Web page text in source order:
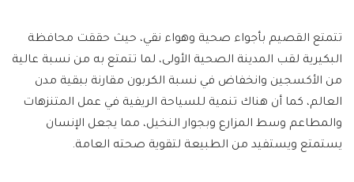
تتمتع القصيم بأجواء صحية وهواء نقي، حيث حققت محافظة
البكيرية لقب المدينة الصحية الأولى، لما تتمتع به من نسبة عالية
من الأكسجين وانخفاض في نسبة الكربون مقارنة ببقية مدن
العالم، كما أن هناك تنمية للسياحة الريفية في عمل المتنزهات
والمطاعم وسط المزارع وبجوار النخيل، مما يجعل الإنسان
يستمتع ويستفيد من الطبيعة لتقوية صحته العامة.